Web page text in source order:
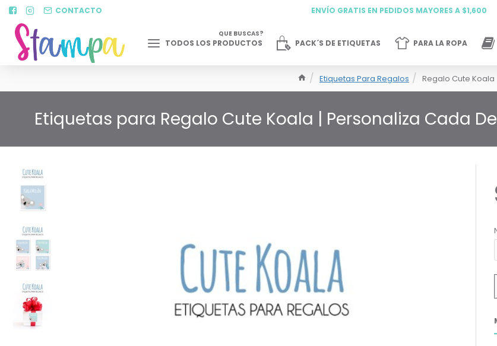
CONTACTO ENVÍO GRATIS EN PEDIDOS MAYORES A $1,600
TODOS LOS PRODUCTOS
QUE BUSCAS?
PACK´S DE ETIQUETAS PARA LA ROPA
Etiquetas Para Regalos Regalo Cute Koala
Etiquetas para Regalo Cute Koala | Personaliza Cada